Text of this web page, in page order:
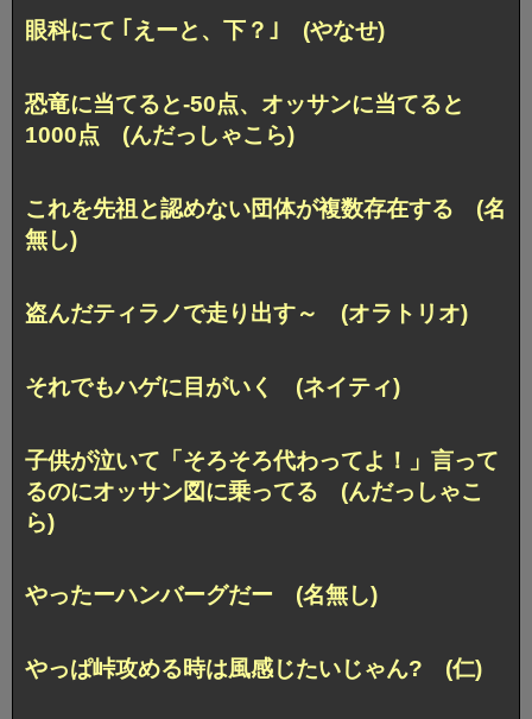
眼科にて ｢えーと、下？｣ (やなせ)
恐竜に当てると-50点、オッサンに当てると
1000点 (んだっしゃこら)
これを先祖と認めない団体が複数存在する (名
無し)
盗んだティラノで走り出す～ (オラトリオ)
それでもハゲに目がいく (ネイティ)
子供が泣いて「そろそろ代わってよ！」言って
るのにオッサン図に乗ってる (んだっしゃこ
ら)
やったーハンバーグだー (名無し)
やっぱ峠攻める時は風感じたいじゃん? (仁)